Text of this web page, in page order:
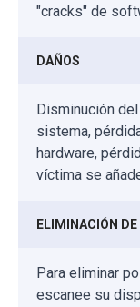
"cracks" de
DAÑOS
Disminución
sistema,
hardware,
víctima se
ELIMINACIÓN
Para eliminar
escanee su